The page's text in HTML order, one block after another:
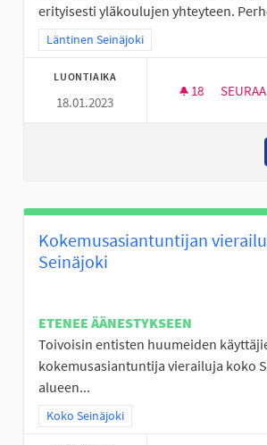
erityisesti yläkoulujen yhteyteen.
Rajaa tulokset teeman mukaan: Läntinen
Läntinen Seinäjoki
LUONTIAIKA
18.01.2023
18 18
SEURAA
Kokemusasiantuntijan
Seinäjoki
ETENEE ÄÄNESTYKSEEN
Toivoisin entisten huumeiden
kokemusasiantuntija vierailuja koko
alueen...
Rajaa tulokset teeman mukaan: Koko
Koko Seinäjoki